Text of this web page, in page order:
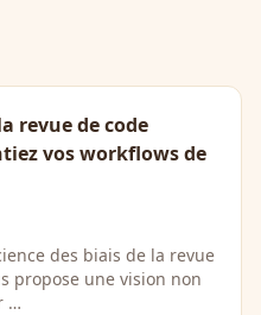
revue de code
vos workflows de
des biais de la revue
propose une vision non
…